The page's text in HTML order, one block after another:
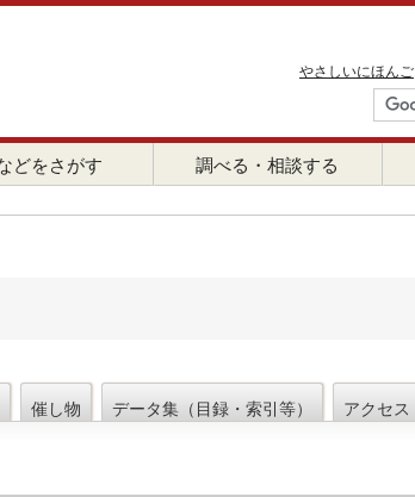
やさしいにほんご
どをさがす 調べる・相談する
催し物 データ集（目録・索引等） アクセス